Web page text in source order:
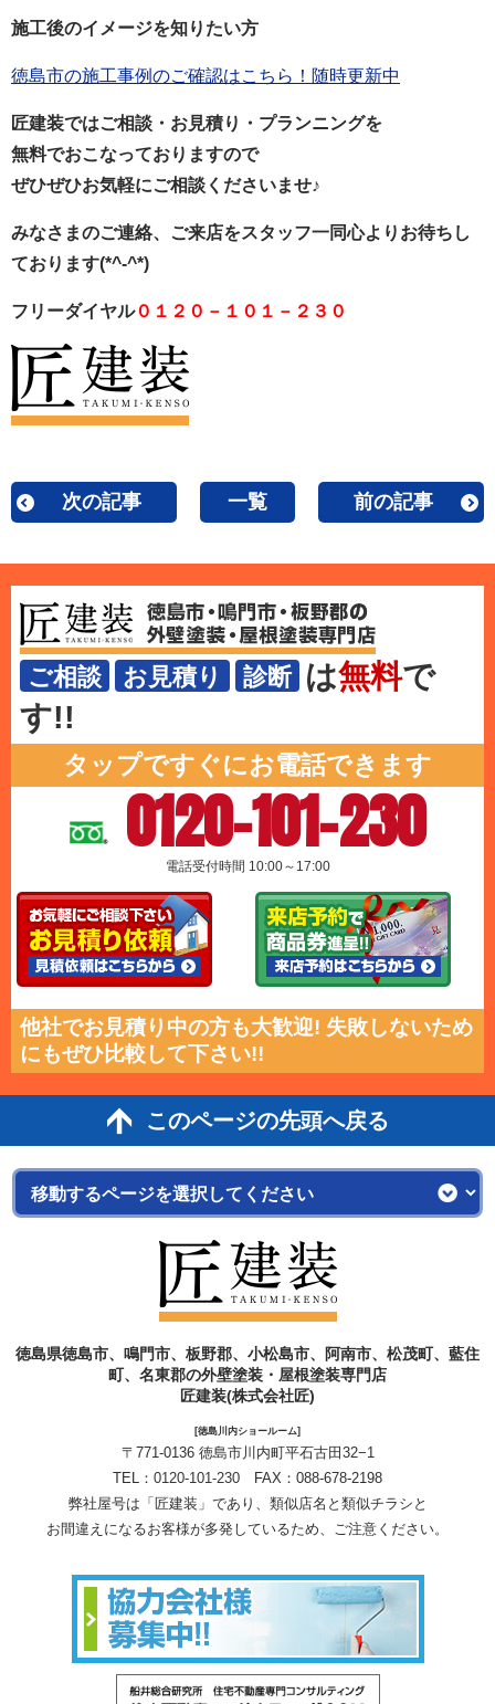
施工後のイメージを知りたい方
徳島市の施工事例のご確認はこちら！随時更新中
匠建装ではご相談・お見積り・プランニングを
無料でおこなっておりますので
ぜひぜひお気軽にご相談くださいませ♪
みなさまのご連絡、ご来店をスタッフ一同心よりお待ちし
ております(*^-^*)
フリーダイヤル０１２０－１０１－２３０
次の記事 一覧 前の記事
ご相談 お見積り 診断 は無料で
す!!
タップですぐにお電話できます
0120-101-230
電話受付時間 10:00～17:00
他社でお見積り中の方も大歓迎! 失敗しないため
にもぜひ比較して下さい!!
このページの先頭へ戻る
徳島県徳島市、鳴門市、板野郡、小松島市、阿南市、松茂町、藍住
町、名東郡の外壁塗装・屋根塗装専門店
匠建装(株式会社匠)
[徳島川内ショールーム]
〒771-0136 徳島市川内町平石古田32−1
TEL： 0120-101-230 FAX：088-678-2198
弊社屋号は「匠建装」であり、類似店名と類似チラシと
お間違えになるお客様が多発しているため、ご注意ください。